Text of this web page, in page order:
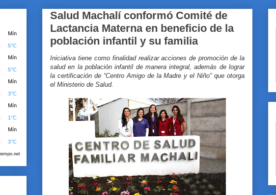
Salud Machalí conformó Comité de
Lactancia Materna en beneficio de la
población infantil y su familia
Iniciativa tiene como finalidad realizar acciones de promoción de la
salud en la población infantil de manera integral, además de lograr
la certificación de “Centro Amigo de la Madre y el Niño” que otorga
el Ministerio de Salud.